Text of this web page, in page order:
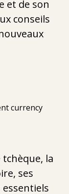
et de son
conseils
la
ses